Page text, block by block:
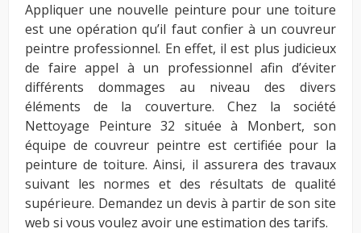
Appliquer une nouvelle peinture pour une toiture
est une opération qu’il faut confier à un couvreur
peintre professionnel. En effet, il est plus judicieux
de faire appel à un professionnel afin d’éviter
différents dommages au niveau des divers
éléments de la couverture. Chez la société
Nettoyage Peinture 32 située à Monbert, son
équipe de couvreur peintre est certifiée pour la
peinture de toiture. Ainsi, il assurera des travaux
suivant les normes et des résultats de qualité
supérieure. Demandez un devis à partir de son site
web si vous voulez avoir une estimation des tarifs.